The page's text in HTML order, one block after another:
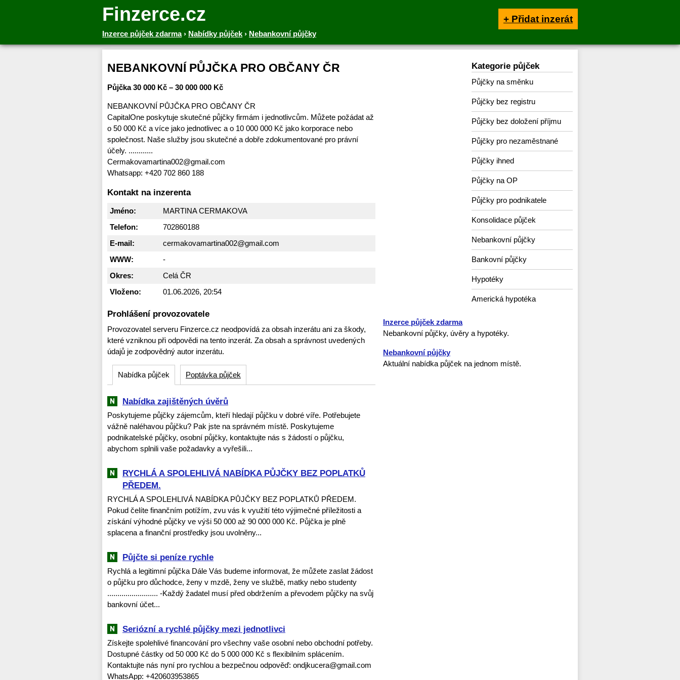
Finzerce.cz
Inzerce půjček zdarma› Nabídky půjček › Nebankovní půjčky
+ Přidat inzerát
NEBANKOVNÍ PŮJČKA PRO OBČANY ČR
Půjčka 30 000 Kč – 30 000 000 Kč
NEBANKOVNÍ PŮJČKA PRO OBČANY ČR
CapitalOne poskytuje skutečné půjčky firmám i jednotlivcům. Můžete požádat až
o 50 000 Kč a více jako jednotlivec a o 10 000 000 Kč jako korporace nebo
společnost. Naše služby jsou skutečné a dobře zdokumentované pro právní
účely. ............
Cermakovamartina002@gmail.com
Whatsapp: +420 702 860 188
Kontakt na inzerenta
Jméno:
MARTINA CERMAKOVA
Telefon:
702860188
E-mail:
cermakovamartina002@gmail.com
WWW:
-
Okres:
Celá ČR
Vloženo:
01.06.2026, 20:54
Prohlášení provozovatele
Provozovatel serveru Finzerce.cz neodpovídá za obsah inzerátu ani za škody,
které vzniknou při odpovědi na tento inzerát. Za obsah a správnost uvedených
údajů je zodpovědný autor inzerátu.
Nabídka půjček Poptávka půjček
Nabídka zajištěných úvěrů
Poskytujeme půjčky zájemcům, kteří hledají půjčku v dobré víře. Potřebujete
vážně naléhavou půjčku? Pak jste na správném místě. Poskytujeme
podnikatelské půjčky, osobní půjčky, kontaktujte nás s žádostí o půjčku,
abychom splnili vaše požadavky a vyřešili...
RYCHLÁ A SPOLEHLIVÁ NABÍDKA PŮJČKY BEZ POPLATKŮ
PŘEDEM.
RYCHLÁ A SPOLEHLIVÁ NABÍDKA PŮJČKY BEZ POPLATKŮ PŘEDEM.
Pokud čelíte finančním potížím, zvu vás k využití této výjimečné příležitosti a
získání výhodné půjčky ve výši 50 000 až 90 000 000 Kč. Půjčka je plně
splacena a finanční prostředky jsou uvolněny...
Půjčte si peníze rychle
Rychlá a legitimní půjčka Dále Vás budeme informovat, že můžete zaslat žádost
o půjčku pro důchodce, ženy v mzdě, ženy ve službě, matky nebo studenty
......................... -Každý žadatel musí před obdržením a převodem půjčky na svůj
bankovní účet...
Seriózní a rychlé půjčky mezi jednotlivci
Získejte spolehlivé financování pro všechny vaše osobní nebo obchodní potřeby.
Dostupné částky od 50 000 Kč do 5 000 000 Kč s flexibilním splácením.
Kontaktujte nás nyní pro rychlou a bezpečnou odpověď: ondjkucera@gmail.com
WhatsApp: +420603953865
Kategorie půjček
Půjčky na směnku
Půjčky bez registru
Půjčky bez doložení příjmu
Půjčky pro nezaměstnané
Půjčky ihned
Půjčky na OP
Půjčky pro podnikatele
Konsolidace půjček
Nebankovní půjčky
Bankovní půjčky
Hypotéky
Americká hypotéka
Inzerce půjček zdarma
Nebankovní půjčky, úvěry a hypotéky.
Nebankovní půjčky
Aktuální nabídka půjček na jednom místě.